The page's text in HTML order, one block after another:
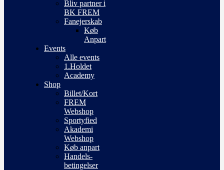
Bliv partner i
BK FREM
Fanejerskab
Køb
Anpart
Events
Alle events
1.Holdet
Academy
Shop
Billet/Kort
FREM
Webshop
Sportyfied
Akademi
Webshop
Køb anpart
Handels-
betingelser